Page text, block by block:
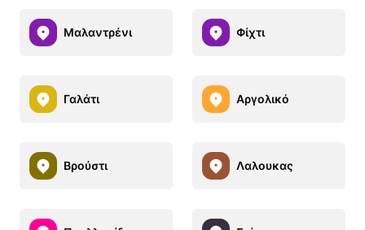
Μαλαντρένι Φίχτι
Γαλάτι Αργολικό
Βρούστι Λαλουκας